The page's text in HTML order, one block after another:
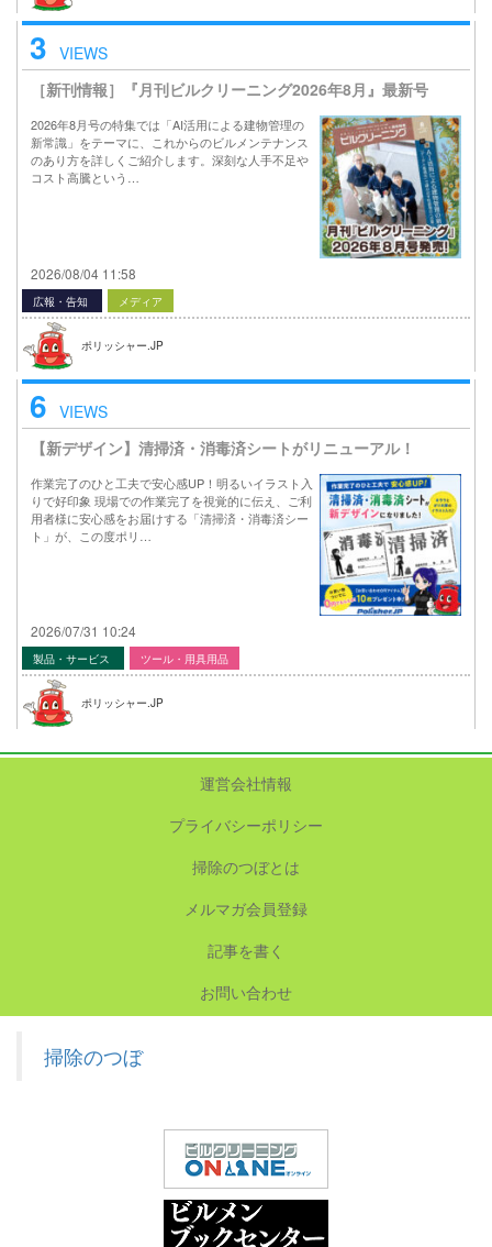
3 VIEWS
［新刊情報］『月刊ビルクリーニング2026年8月』最新号
2026年8月号の特集では「AI活用による建物管理の
新常識」をテーマに、これからのビルメンテナンス
のあり方を詳しくご紹介します。深刻な人手不足や
コスト高騰という…
2026/08/04 11:58
広報・告知 メディア
ポリッシャー.JP
6 VIEWS
【新デザイン】清掃済・消毒済シートがリニューアル！
作業完了のひと工夫で安心感UP！明るいイラスト入
りで好印象 現場での作業完了を視覚的に伝え、ご利
用者様に安心感をお届けする「清掃済・消毒済シー
ト」が、この度ポリ…
2026/07/31 10:24
製品・サービス ツール・用具用品
ポリッシャー.JP
運営会社情報
プライバシーポリシー
掃除のつぼとは
メルマガ会員登録
記事を書く
お問い合わせ
掃除のつぼ